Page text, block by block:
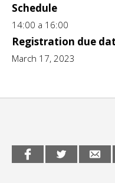
Infantil y Juvenil
Letras
Medio Ambiente
Schedule
14:00 a 16:00
Registration due
March 17, 2023